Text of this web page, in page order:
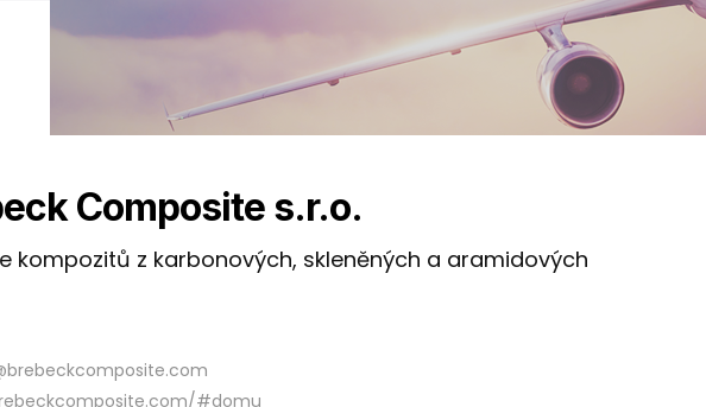
Composite s.r.o.
kompozitů z karbonových, skleněných a aramidových
#domu